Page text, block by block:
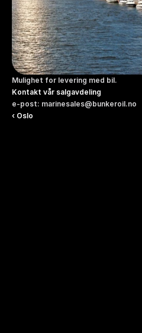
NO|
Kontakt
Mulighet for levering med bil.
Kontakt vår salgavdeling
e-post: marinesales@bunkeroil.no
‹ Oslo